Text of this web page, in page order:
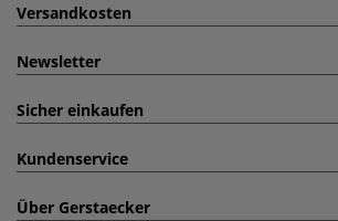
Versandkosten
Newsletter
Sicher einkaufen
Kundenservice
Über Gerstaecker